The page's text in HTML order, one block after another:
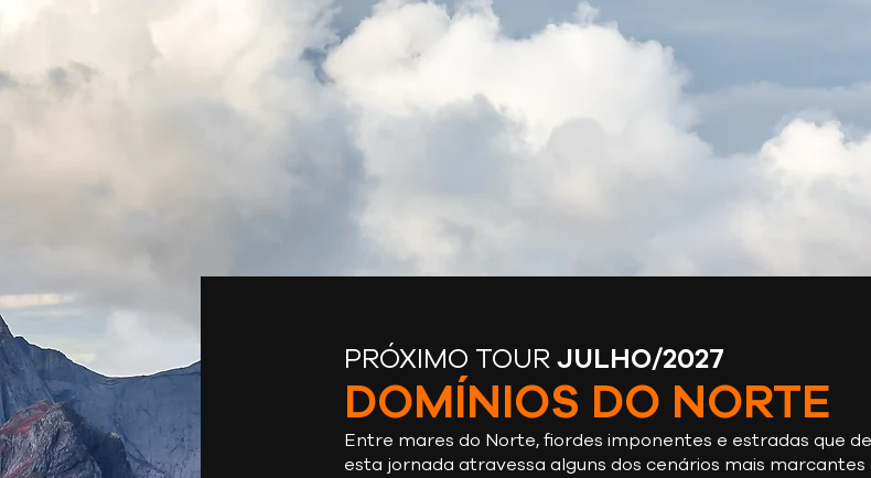
PRÓXIMO TOURJULHO/2027
DOMÍNIOS DO NORTE
Entre mares do Norte, fiordes imponentes e estradas que
esta jornada atravessa alguns dos cenários mais marcantes